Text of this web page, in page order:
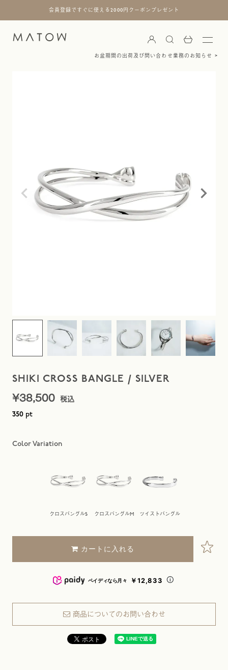
会員登録ですぐに使える2000円クーポンプレゼント
お盆期間の出荷及び問い合わせ業務のお知らせ
SHIKI CROSS BANGLE / SILVER
¥38,500
350 pt
クロスバングルS クロスバングルM ツイストバングル
カートに入れる
ペイディなら月々 ￥12,833
商品についてのお問い合わせ